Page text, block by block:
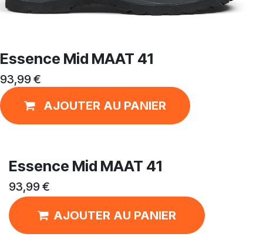
Essence Mid MAAT 41
93,99€
AJOUTER AU PANIER
Essence Mid MAAT 41
93,99€
AJOUTER AU PANIER